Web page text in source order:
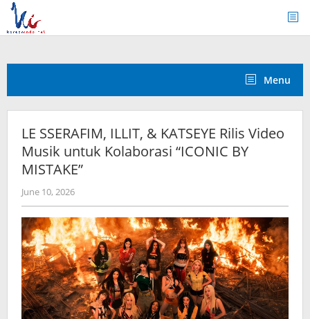
Skip
content
Menu
LE SSERAFIM, ILLIT, & KATSEYE Rilis Video
Musik untuk Kolaborasi “ICONIC BY
MISTAKE”
June 10, 2026by
anisrina